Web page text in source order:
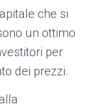
che si
un ottimo
per
dei prezzi.